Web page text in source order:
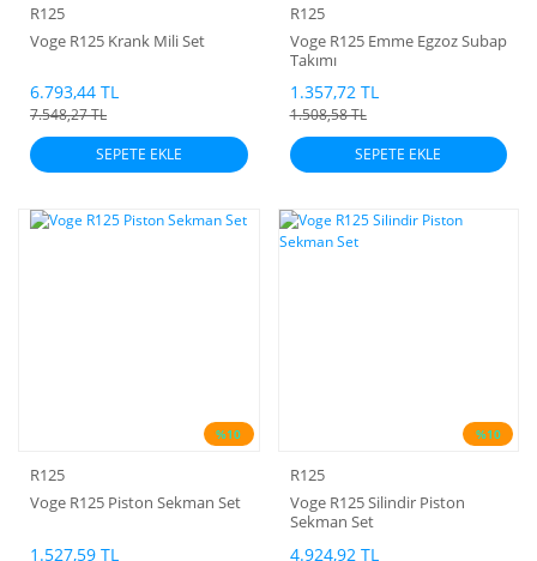
R125
Voge R125 Krank Mili Set
6.793,44 TL
7.548,27 TL
SEPETE EKLE
R125
Voge R125 Emme Egzoz Subap
Takımı
1.357,72 TL
1.508,58 TL
SEPETE EKLE
%10
R125
Voge R125 Piston Sekman Set
1.527,59 TL
%10
R125
Voge R125 Silindir Piston
Sekman Set
4.924,92 TL